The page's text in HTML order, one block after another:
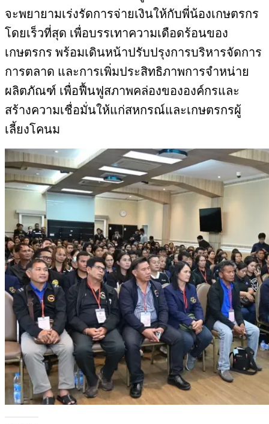
จะพยายามเร่งรัดการจ่ายเงินให้กับพี่น้องเกษตรกร
โดยเร็วที่สุด เพื่อบรรเทาความเดือดร้อนของ
เกษตรกร พร้อมเดินหน้าปรับปรุงการบริหารจัดการ
การตลาด และการเพิ่มประสิทธิภาพการจำหน่าย
ผลิตภัณฑ์ เพื่อฟื้นฟูสภาพคล่องขององค์กรและ
สร้างความเชื่อมั่นให้แก่สหกรณ์และเกษตรกรผู้
เลี้ยงโคนม